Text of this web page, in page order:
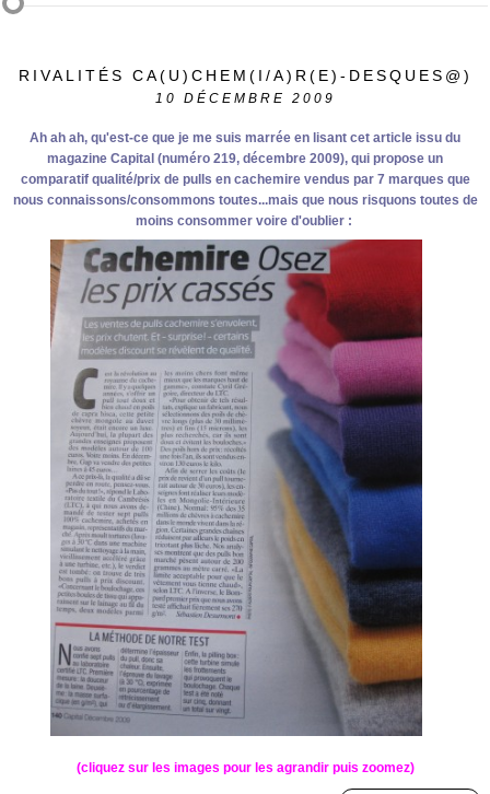
RIVALITÉS CA(U)CHEM(I/A)R(E)-DESQUES@)
10 DÉCEMBRE 2009
Ah ah ah, qu'est-ce que je me suis marrée en lisant cet article issu du
magazine Capital (numéro 219, décembre 2009), qui propose un
comparatif qualité/prix de pulls en cachemire vendus par 7 marques que
nous connaissons/consommons toutes...mais que nous risquons toutes de
moins consommer voire d'oublier :
(cliquez sur les images pour les agrandir puis zoomez)